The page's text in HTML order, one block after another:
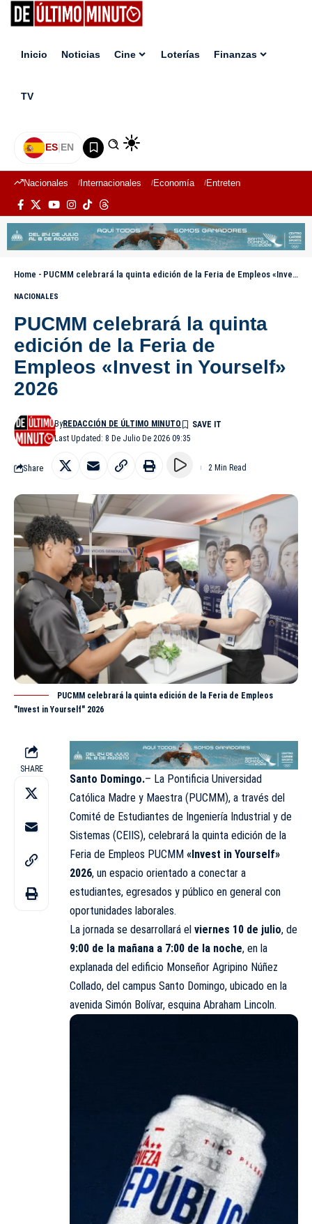
Inicio Noticias Cine Loterías Finanzas
TV
ES|EN
Nacionales Internacionales Economía Entretenimiento
Home - PUCMM celebrará la quinta edición de la Feria de Empleos «Invest in Yourself» 2026
NACIONALES
PUCMM celebrará la quinta
edición de la Feria de
Empleos «Invest in Yourself»
2026
Last Updated: 8 De Julio De 2026 09:35
ByREDACCIÓN DE ÚLTIMO MINUTO
Share 2 Min Read
PUCMM celebrará la quinta edición de la Feria de Empleos
"Invest in Yourself" 2026
SHARE
Santo Domingo.– La Pontificia Universidad
Católica Madre y Maestra (PUCMM), a través del
Comité de Estudiantes de Ingeniería Industrial y de
Sistemas (CEIIS), celebrará la quinta edición de la
Feria de Empleos PUCMM «Invest in Yourself»
2026, un espacio orientado a conectar a
estudiantes, egresados y público en general con
oportunidades laborales.
La jornada se desarrollará el viernes 10 de julio, de
9:00 de la mañana a 7:00 de la noche, en la
explanada del edificio Monseñor Agripino Núñez
Collado, del campus Santo Domingo, ubicado en la
avenida Simón Bolívar, esquina Abraham Lincoln.